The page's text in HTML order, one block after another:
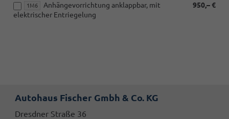
(nicht
TSI)
1M6 950,– €
Anhängevorrichtung anklappbar, mit
elektrischer Entriegelung
Autohaus Fischer Gmbh & Co. KG
Dresdner Straße 36